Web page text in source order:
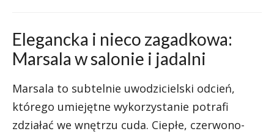
Elegancka i nieco zagadkowa:
Marsala w salonie i jadalni
Marsala to subtelnie uwodzicielski odcień,
którego umiejętne wykorzystanie potrafi
zdziałać we wnętrzu cuda. Ciepłe, czerwono-